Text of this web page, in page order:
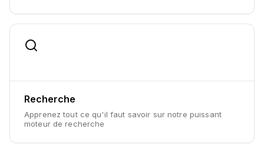
Recherche
Apprenez tout ce qu'il faut savoir sur notre puissant
moteur de recherche